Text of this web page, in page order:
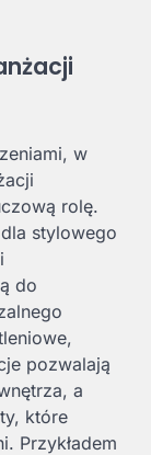
w
rolę.
stylowego
do
pozwalają
a
które
Przykładem